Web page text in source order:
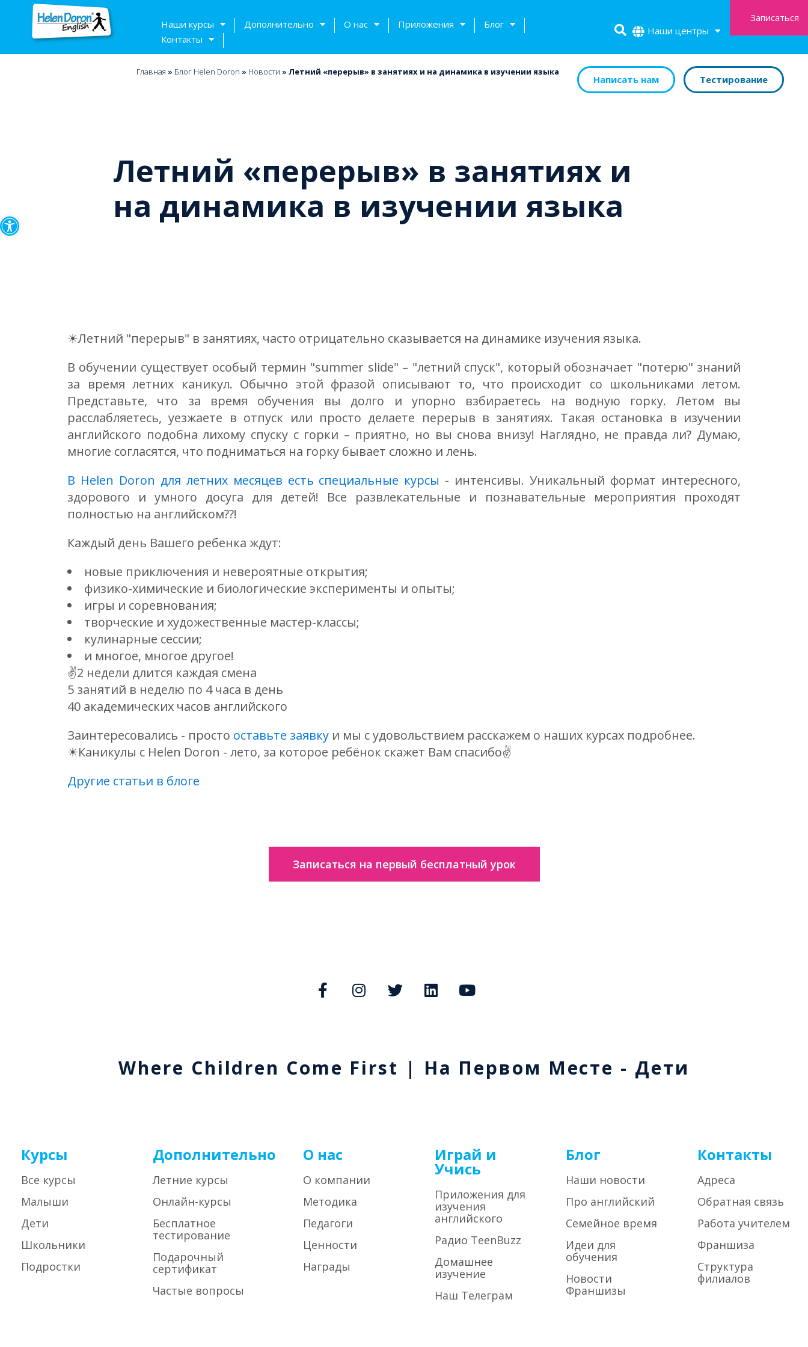
Открыть панель инструментов
Наши курсы Дополнительно О нас Приложения
Блог
Контакты
Наши центры
Записаться
Главная » Блог Helen Doron » Новости » Летний «перерыв» в занятиях и на динамика в изучении языка
Написать нам Тестирование
Летний «перерыв» в занятиях и
на динамика в изучении языка
☀Летний "перерыв" в занятиях, часто отрицательно сказывается на динамике изучения языка.
В обучении существует особый термин "summer slide" – "летний спуск", который обозначает "потерю" знаний
за время летних каникул. Обычно этой фразой описывают то, что происходит со школьниками летом.
Представьте, что за время обучения вы долго и упорно взбираетесь на водную горку. Летом вы
расслабляетесь, уезжаете в отпуск или просто делаете перерыв в занятиях. Такая остановка в изучении
английского подобна лихому спуску с горки – приятно, но вы снова внизу! Наглядно, не правда ли? Думаю,
многие согласятся, что подниматься на горку бывает сложно и лень.
В Helen Doron для летних месяцев есть специальные курсы - интенсивы. Уникальный формат интересного,
здорового и умного досуга для детей! Все развлекательные и познавательные мероприятия проходят
полностью на английском??!
Каждый день Вашего ребенка ждут:
новые приключения и невероятные открытия;
физико-химические и биологические эксперименты и опыты;
игры и соревнования;
творческие и художественные мастер-классы;
кулинарные сессии;
и многое, многое другое!
✌2 недели длится каждая смена
5 занятий в неделю по 4 часа в день
40 академических часов английского
Заинтересовались - просто оставьте заявку и мы с удовольствием расскажем о наших курсах подробнее.
☀Каникулы с Helen Doron - лето, за которое ребёнок скажет Вам спасибо✌
Другие статьи в блоге
Записаться на первый бесплатный урок
Where Children Come First | На Первом Месте - Дети
Курсы
Все курсы
Малыши
Дети
Школьники
Подростки
Дополнительно
Летние курсы
Онлайн-курсы
Бесплатное
тестирование
Подарочный
сертификат
Частые вопросы
О нас
О компании
Методика
Педагоги
Ценности
Награды
Играй и
Учись
Приложения для
изучения
английского
Радио TeenBuzz
Домашнее
изучение
Наш Телеграм
Блог
Наши новости
Про английский
Семейное время
Идеи для
обучения
Новости
Франшизы
Контакты
Адреса
Обратная связь
Работа учителем
Франшиза
Структура
филиалов